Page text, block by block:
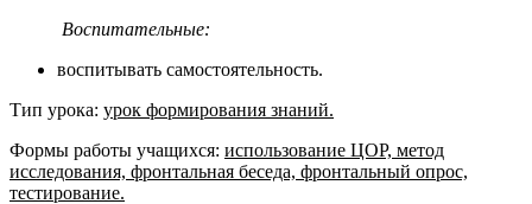
Воспитательные:
воспитывать самостоятельность.
Тип урока: урок формирования знаний.
Формы работы учащихся: использование ЦОР, метод
исследования, фронтальная беседа, фронтальный опрос,
тестирование.